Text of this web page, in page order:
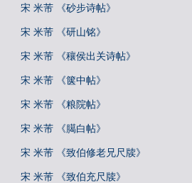
宋 米芾 《砂步诗帖》
宋 米芾 《研山铭》
宋 米芾 《穰侯出关诗帖》
宋 米芾 《箧中帖》
宋 米芾 《粮院帖》
宋 米芾 《臈白帖》
宋 米芾 《致伯修老兄尺牍》
宋 米芾 《致伯充尺牍》